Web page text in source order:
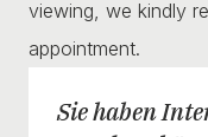
viewing, we kindly
appointment.
Sie haben